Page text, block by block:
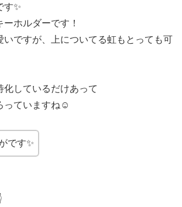
す✨
ーホルダーです！
いですが、上についてる虹もとっても可
化しているだけあって
っていますね☺
です✨